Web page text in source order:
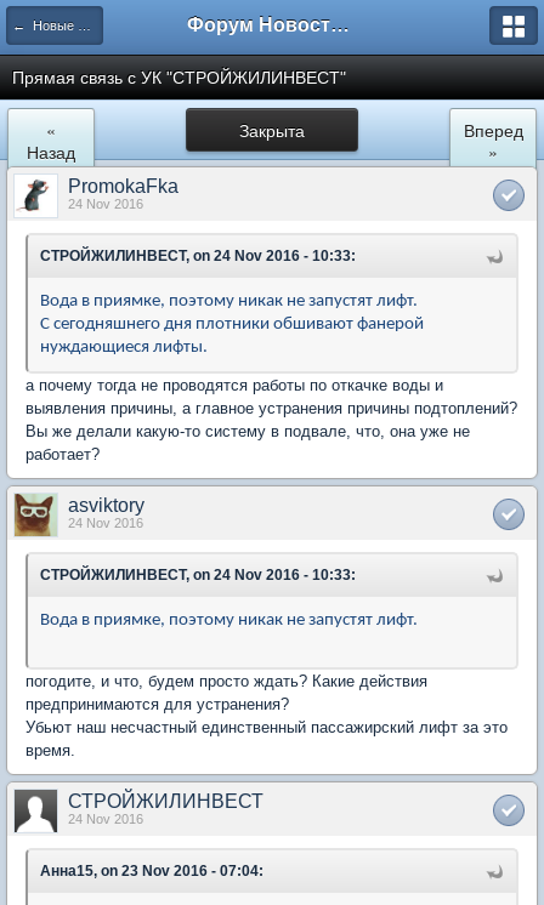
← Новые Водники Форум Новостройки
Прямая связь с УК "СТРОЙЖИЛИНВЕСТ"
Закрыта
«
Назад
Вперед
»
PromokaFka
24 Nov 2016
СТРОЙЖИЛИНВЕСТ, on 24 Nov 2016 - 10:33:
Вода в приямке, поэтому никак не запустят лифт.
С сегодняшнего дня плотники обшивают фанерой
нуждающиеся лифты.
а почему тогда не проводятся работы по откачке воды и
выявления причины, а главное устранения причины подтоплений?
Вы же делали какую-то систему в подвале, что, она уже не
работает?
asviktory
24 Nov 2016
СТРОЙЖИЛИНВЕСТ, on 24 Nov 2016 - 10:33:
Вода в приямке, поэтому никак не запустят лифт.
погодите, и что, будем просто ждать? Какие действия
предпринимаются для устранения?
Убьют наш несчастный единственный пассажирский лифт за это
время.
СТРОЙЖИЛИНВЕСТ
24 Nov 2016
Анна15, on 23 Nov 2016 - 07:04: